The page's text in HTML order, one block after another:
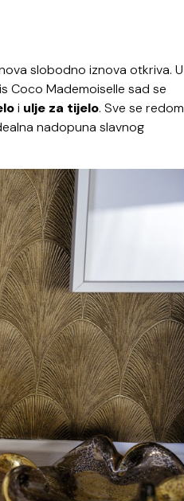
slobodno iznova otkriva. U
Coco Mademoiselle sad se
i ulje za tijelo. Sve se redom
nadopuna slavnog